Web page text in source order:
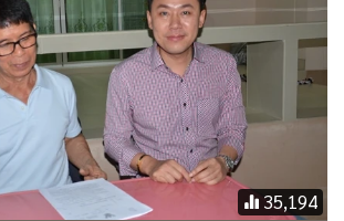
รกเมื่อวันที่ 3 พ.ย.62 เมื่อถึงเวลาปรากฏว่า
คลิปภาพเสียงการแถลงข่าวมาแถลงต่อศาล
แล้ว ส่วนถามว่าพอใจหรือไม่จะต้องให้ครู
คือกรณีที่หมวดจรูญ ฟ้องครูปรีชา เป็นจำเลย
ำเลยที่ 2 ในข้อหาร่วมกันฟ้องเท็จ เกี่ยวกับ
35,194